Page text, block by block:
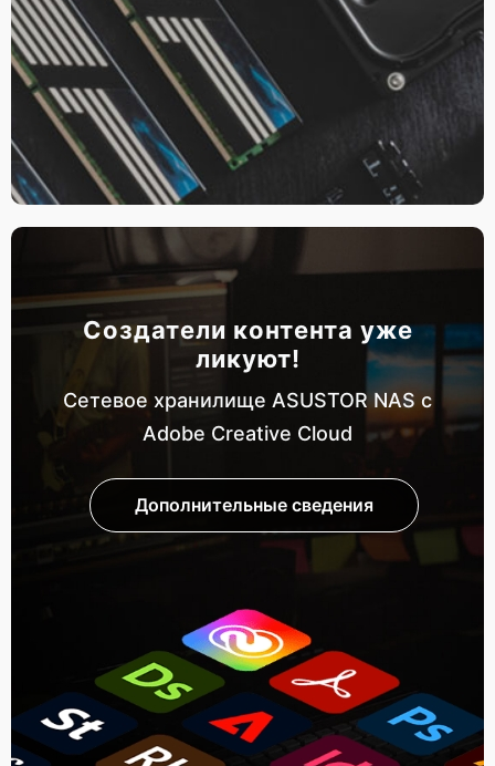
Создатели контента уже
ликуют!
Сетевое хранилище ASUSTOR NAS с
Adobe Creative Cloud
Дополнительные сведения